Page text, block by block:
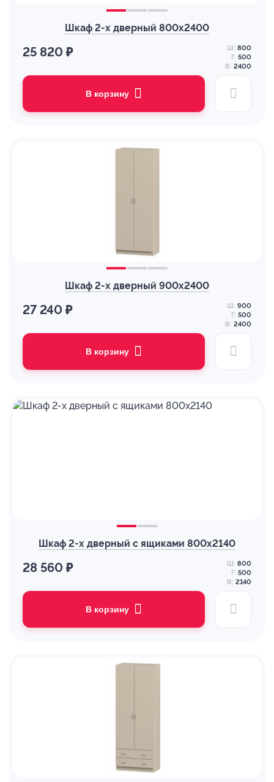
Шкаф 2-х дверный 800х2400
25 820 ₽ Ш: 800
Г: 500
В: 2400
В корзину
Шкаф 2-х дверный 900х2400
27 240 ₽ Ш: 900
Г: 500
В: 2400
В корзину
Шкаф 2-х дверный с ящиками 800х2140
28 560 ₽ Ш: 800
Г: 500
В: 2140
В корзину